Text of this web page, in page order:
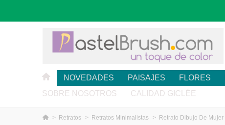
NOVEDADES PAISAJES FLORES
SOBRE NOSOTROS
CALIDAD GICLÉE
> Retratos > Retratos Minimalistas > Retrato Dibujo De Mujer